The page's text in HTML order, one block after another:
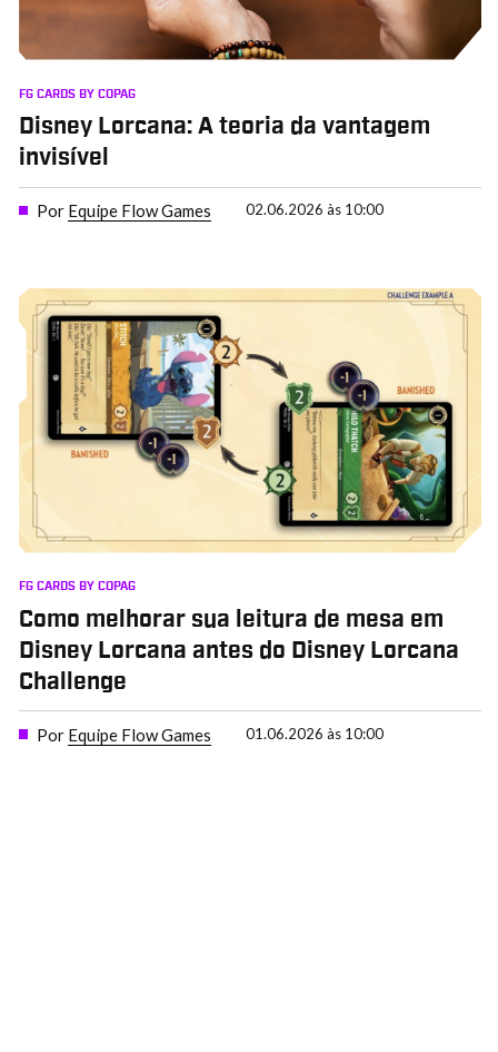
FG CARDS BY COPAG
Disney Lorcana: A teoria da vantagem
invisível
Por Equipe Flow Games 02.06.2026 às 10:00
FG CARDS BY COPAG
Como melhorar sua leitura de mesa em
Disney Lorcana antes do Disney Lorcana
Challenge
Por Equipe Flow Games 01.06.2026 às 10:00